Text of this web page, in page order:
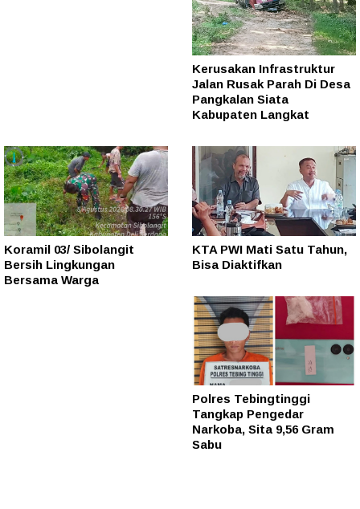
Kerusakan Infrastruktur
Jalan Rusak Parah Di Desa
Pangkalan Siata
Kabupaten Langkat
Koramil 03/ Sibolangit
Bersih Lingkungan
Bersama Warga
KTA PWI Mati Satu Tahun,
Bisa Diaktifkan
Polres Tebingtinggi
Tangkap Pengedar
Narkoba, Sita 9,56 Gram
Sabu